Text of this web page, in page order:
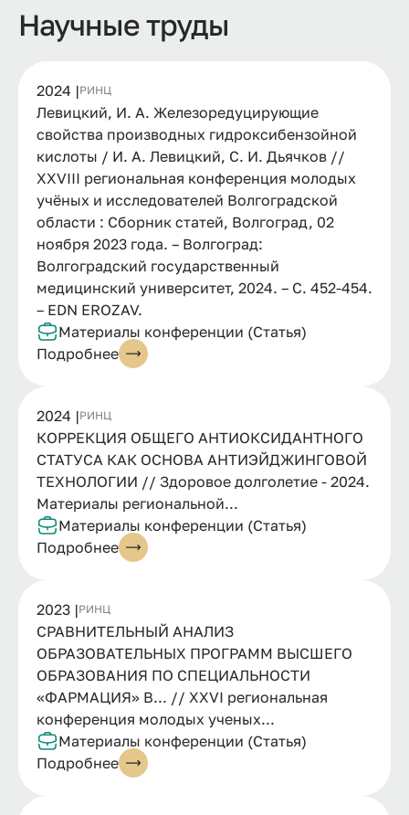
Научные труды
2024 |РИНЦ
Левицкий, И. А. Железоредуцирующие
свойства производных гидроксибензойной
кислоты / И. А. Левицкий, С. И. Дьячков //
XXVIII региональная конференция молодых
учёных и исследователей Волгоградской
области : Сборник статей, Волгоград, 02
ноября 2023 года. – Волгоград:
Волгоградский государственный
медицинский университет, 2024. – С. 452-454.
– EDN EROZAV.
Материалы конференции (Статья)
Подробнее
2024 |РИНЦ
КОРРЕКЦИЯ ОБЩЕГО АНТИОКСИДАНТНОГО
СТАТУСА КАК ОСНОВА АНТИЭЙДЖИНГОВОЙ
ТЕХНОЛОГИИ // Здоровое долголетие - 2024.
Материалы региональной...
Материалы конференции (Статья)
Подробнее
2023 |РИНЦ
СРАВНИТЕЛЬНЫЙ АНАЛИЗ
ОБРАЗОВАТЕЛЬНЫХ ПРОГРАММ ВЫСШЕГО
ОБРАЗОВАНИЯ ПО СПЕЦИАЛЬНОСТИ
«ФАРМАЦИЯ» В... // XXVI региональная
конференция молодых ученых...
Материалы конференции (Статья)
Подробнее